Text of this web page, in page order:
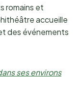
romains et
accueille
des événements
ses environs